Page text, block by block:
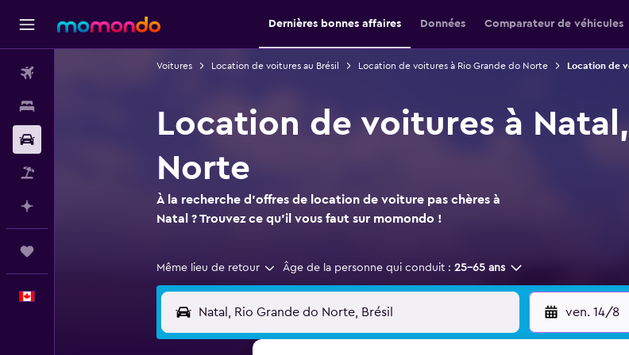
Dernières bonnes affaires Données Comparateur de véhicules
Voitures Location de voitures au Brésil Location de voitures à Rio Grande do Norte Location de
Location de voitures à
Norte
À la recherche d'offres de location de voiture pas chères à
Natal ? Trouvez ce qu'il vous faut sur momondo !
Même lieu de retour Âge de la personne qui conduit : 25-65 ans
ven. 14/8